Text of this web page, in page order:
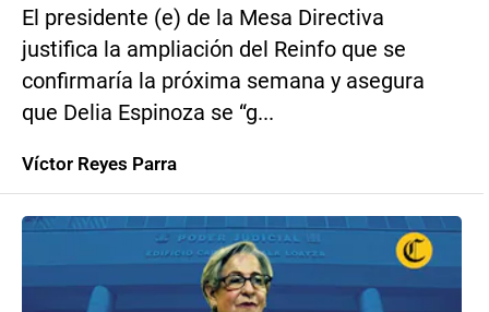
El presidente (e) de la Mesa Directiva
justifica la ampliación del Reinfo que se
confirmaría la próxima semana y asegura
que Delia Espinoza se “g...
Víctor Reyes Parra